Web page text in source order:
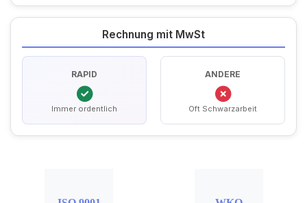
Rechnung mit MwSt
RAPID
Immer ordentlich
ANDERE
Oft Schwarzarbeit